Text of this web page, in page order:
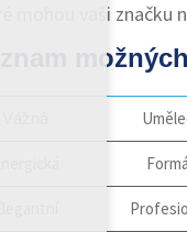
mohou vaši značku